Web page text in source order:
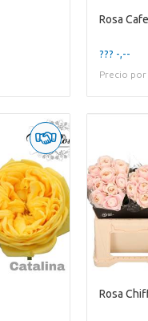
Rosa
??? -,--
Precio por
Rosa